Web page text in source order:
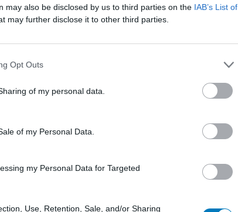
may also be disclosed by us to third parties on the IAB’s List of
may further disclose it to other third parties.
Opt Outs
of my personal data.
of my Personal Data.
my Personal Data for Targeted
Use, Retention, Sale, and/or Sharing
Effectiviteit